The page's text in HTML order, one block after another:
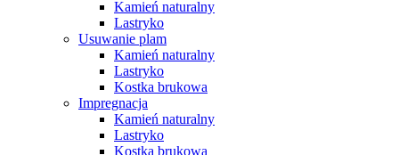
Kamień naturalny
Lastryko
Usuwanie plam
Kamień naturalny
Lastryko
Kostka brukowa
Impregnacja
Kamień naturalny
Lastryko
Kostka brukowa